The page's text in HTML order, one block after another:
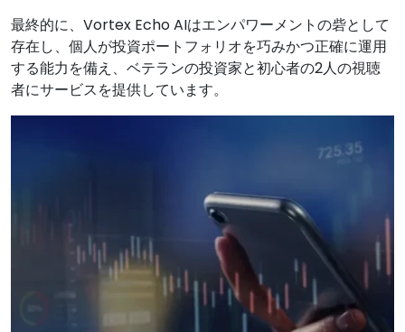
最終的に、Vortex Echo AIはエンパワーメントの砦として
存在し、個人が投資ポートフォリオを巧みかつ正確に運用
する能力を備え、ベテランの投資家と初心者の2人の視聴
者にサービスを提供しています。